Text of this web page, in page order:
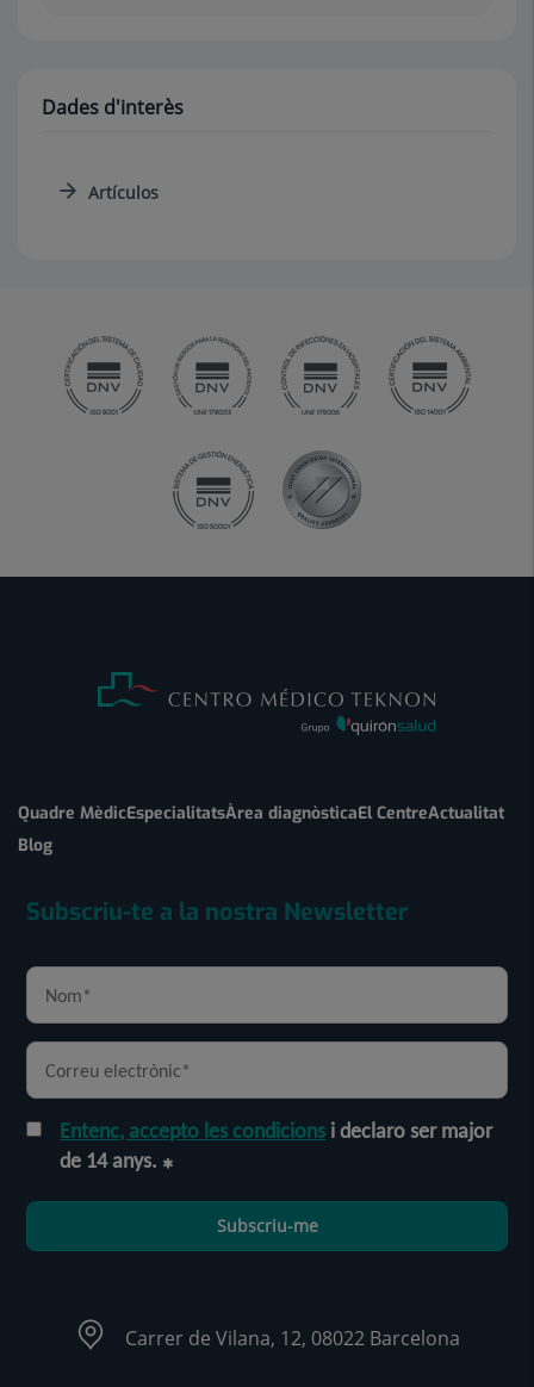
Dades d'interès
Artículos
Quadre MèdicEspecialitatsÀrea diagnòsticaEl CentreActualitat
Blog
Subscriu-te a la nostra Newsletter
Entenc, accepto les condicions i declaro ser major
de 14 anys.
Subscriu-me
Carrer de Vilana, 12, 08022 Barcelona